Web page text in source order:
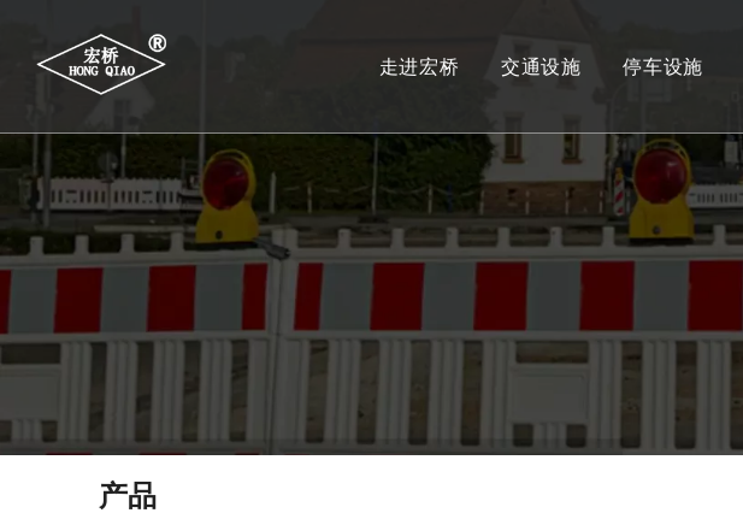
走进宏桥 交通设施
减速带
大型减速垫
警示柱
分道体
停车设施
护墙角
止退器
产品